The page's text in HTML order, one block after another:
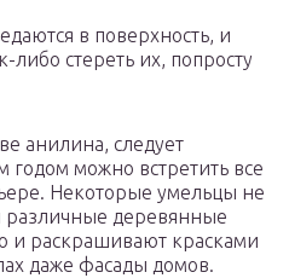
в поверхность, и
либо стереть их, попросту
анилина, следует
годом можно встретить все
Некоторые умельцы не
различные деревянные
и раскрашивают красками
даже фасады домов.